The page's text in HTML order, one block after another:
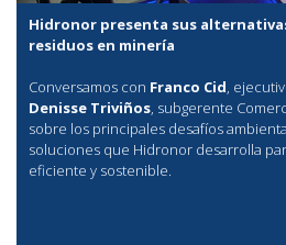
Hidronor presenta sus
residuos en minería
Conversamos con Franco Cid,
Denisse Triviños, subgerente
sobre los principales desafíos
soluciones que Hidronor desarrolla
eficiente y sostenible.